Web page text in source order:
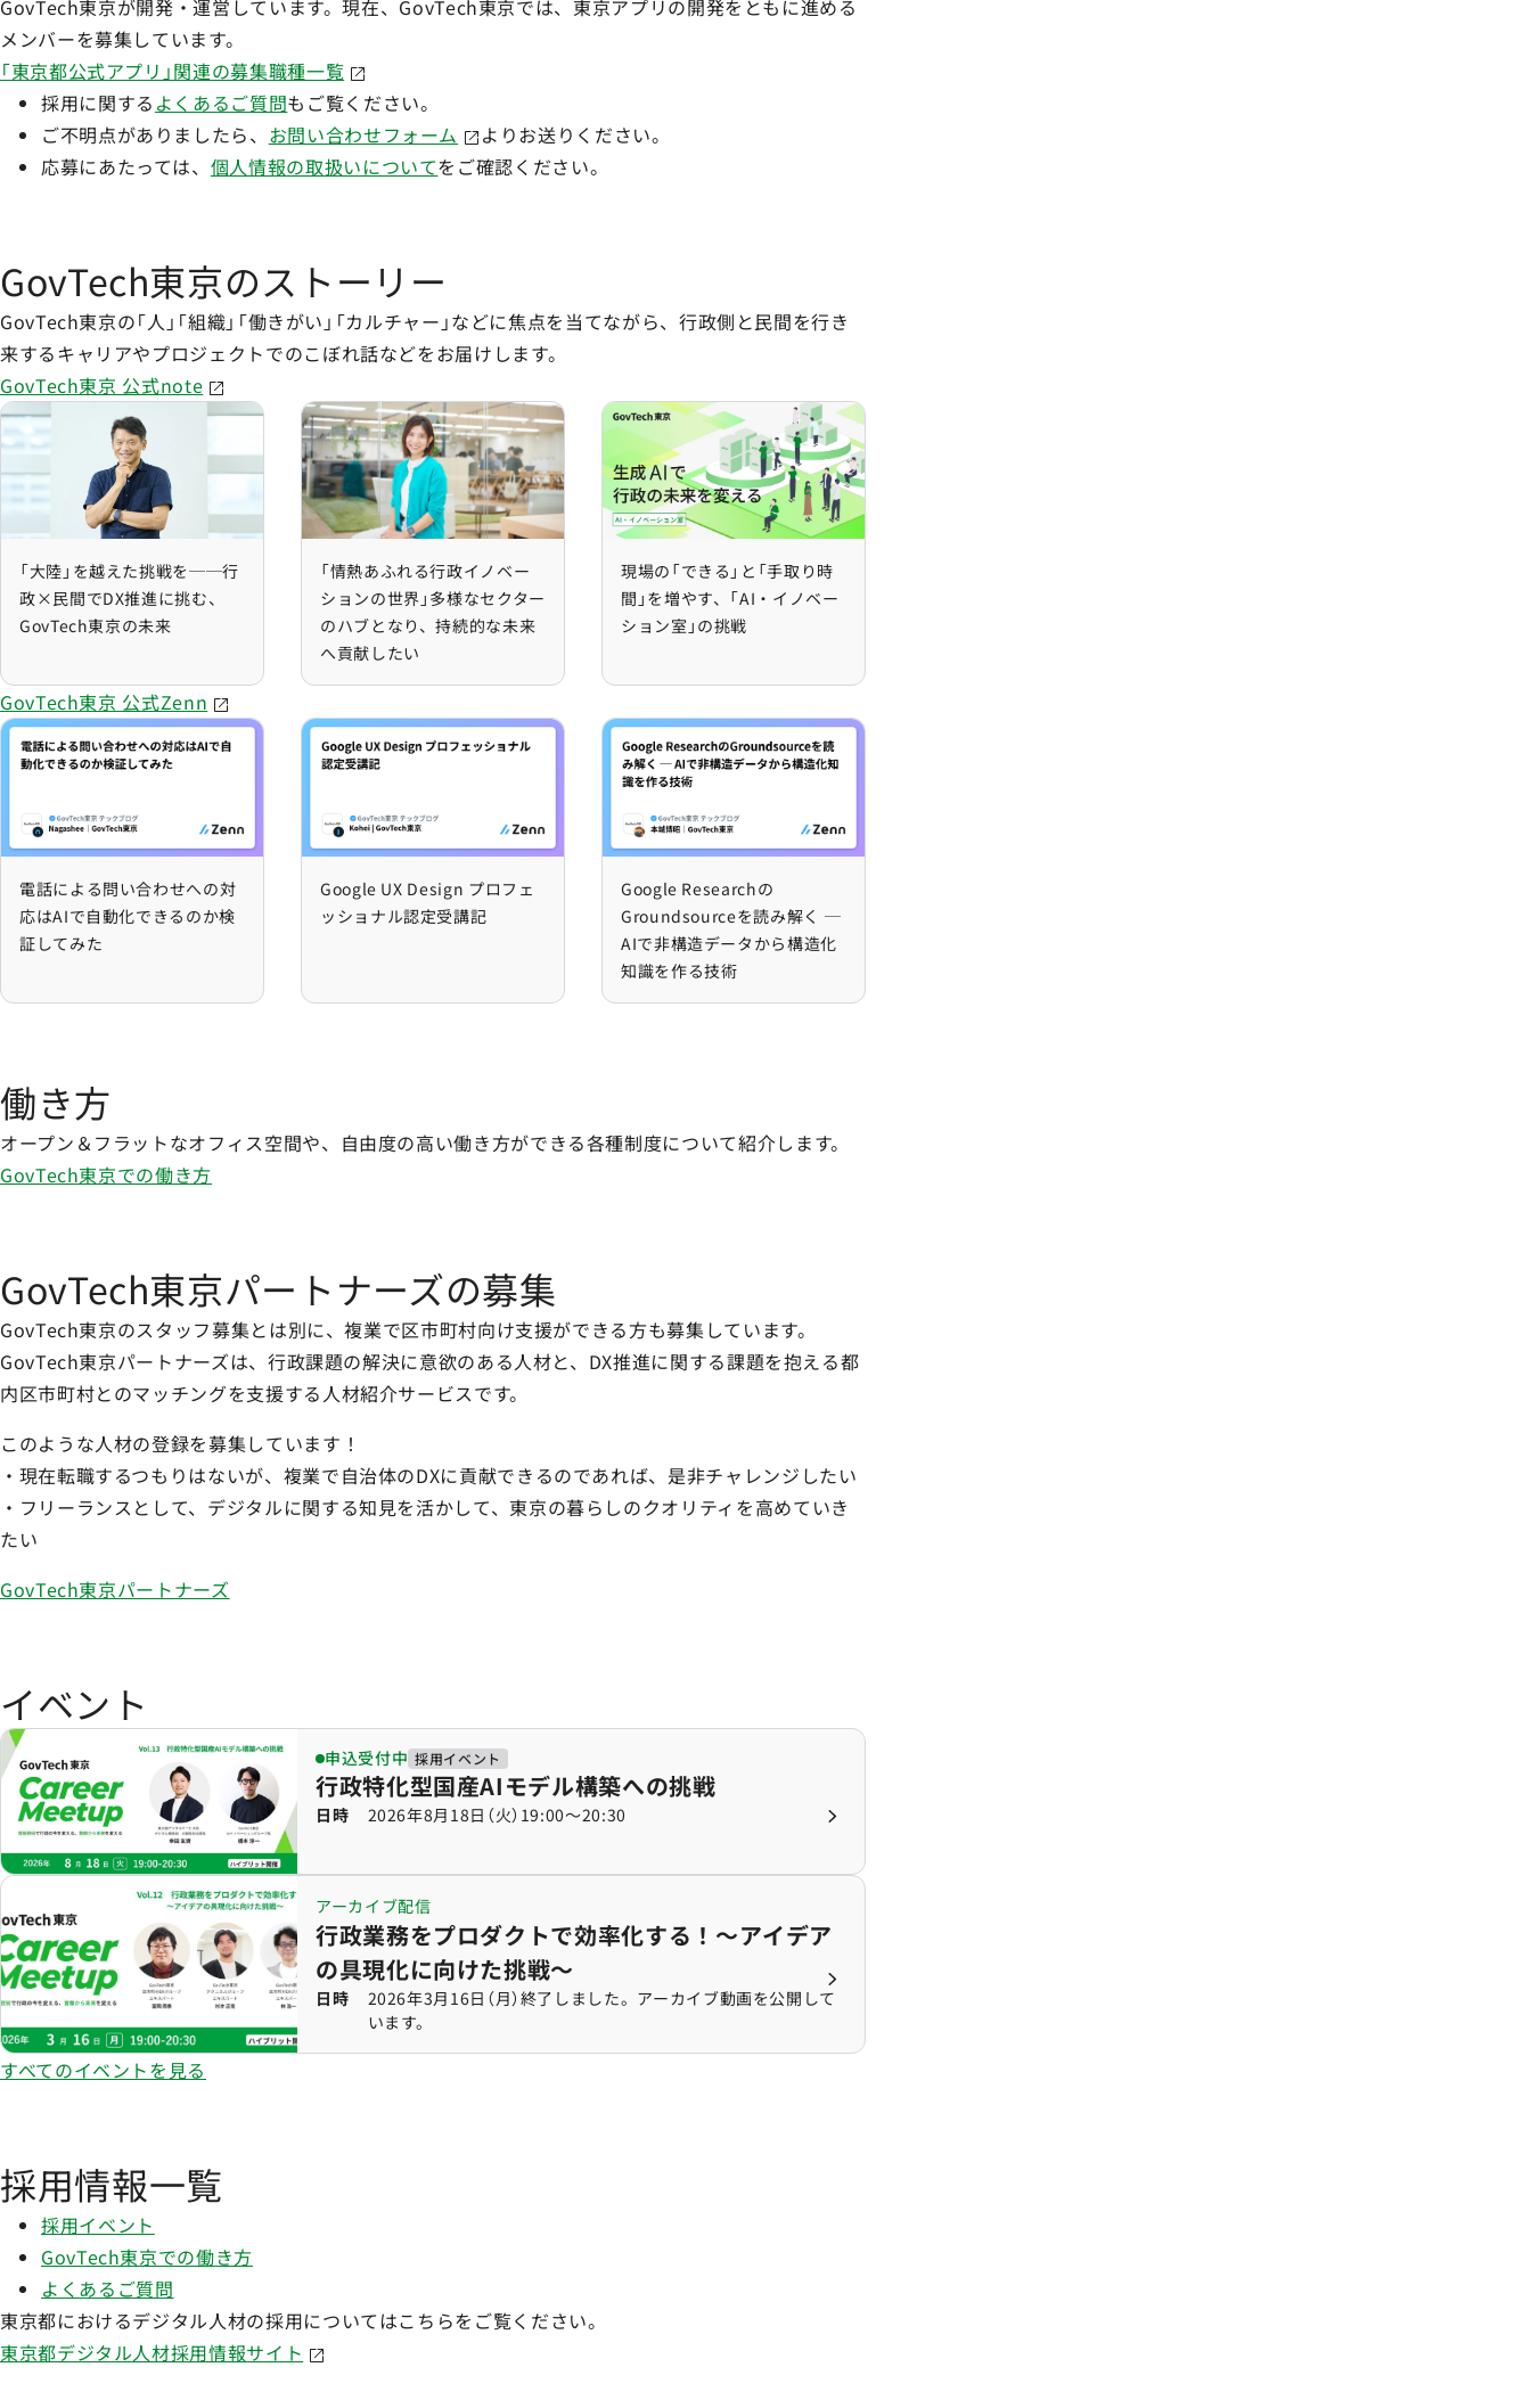
GovTech東京が開発・運営しています。現在、GovTech東京では、東京アプリの開発をともに進める
メンバーを募集しています。
「東京都公式アプリ」関連の募集職種一覧
採用に関する よくあるご質問もご覧ください。
ご不明点がありましたら、 お問い合わせフォーム
よりお送りください。
応募にあたっては、 個人情報の取扱いについてをご確認ください。
GovTech東京のストーリー
GovTech東京の「人」「組織」「働きがい」「カルチャー」などに焦点を当てながら、行政側と民間を行き
来するキャリアやプロジェクトでのこぼれ話などをお届けします。
GovTech東京 公式note
「大陸」を越えた挑戦を──行
政×民間でDX推進に挑む、
GovTech東京の未来
「大陸」を越えた挑戦を──行政×民間でDX推進に挑む、GovTech東京の未来を詳しく見る
「情熱あふれる行政イノベー
ションの世界」多様なセクター
のハブとなり、持続的な未来
へ貢献したい
「情熱あふれる行政イノベーションの世界」多様なセクターのハブとなり、持続的な未来へ貢献したいを詳しく見る
現場の「できる」と「手取り時
間」を増やす、「AI・イノベー
ション室」の挑戦
現場の「できる」と「手取り時間」を増やす、「AI・イノベーション室」の挑戦を詳しく見る
GovTech東京 公式Zenn
電話による問い合わせへの対
応はAIで自動化できるのか検
証してみた
電話による問い合わせへの対応はAIで自動化できるのか検証してみたを詳しく見る
Google UX Design プロフェ
ッショナル認定受講記
Google UX Design プロフェッショナル認定受講記を詳しく見る
Google Researchの
Groundsourceを読み解く ─
AIで非構造データから構造化
知識を作る技術
Google ResearchのGroundsourceを読み解く ─ AIで非構造データから構造化知識を作る技術を詳しく見
働き方
オープン＆フラットなオフィス空間や、自由度の高い働き方ができる各種制度について紹介します。
GovTech東京での働き方
GovTech東京パートナーズの募集
GovTech東京のスタッフ募集とは別に、複業で区市町村向け支援ができる方も募集しています。
GovTech東京パートナーズは、行政課題の解決に意欲のある人材と、DX推進に関する課題を抱える都
内区市町村とのマッチングを支援する人材紹介サービスです。
このような人材の登録を募集しています！
・現在転職するつもりはないが、複業で自治体のDXに貢献できるのであれば、是非チャレンジしたい
・フリーランスとして、デジタルに関する知見を活かして、東京の暮らしのクオリティを高めていき
たい
GovTech東京パートナーズ
イベント
申込受付中 採用イベント
行政特化型国産AIモデル構築への挑戦
日時 2026年8月18日（火）19:00〜20:30
行政特化型国産AIモデル構築への挑戦の記事を詳しく見る
アーカイブ配信
行政業務をプロダクトで効率化する！～アイデア
の具現化に向けた挑戦～
日時
2026年3月16日（月）終了しました。アーカイブ動画を公開して
います。
行政業務をプロダクトで効率化する！～アイデアの具現化に向けた挑戦～の記事を詳しく見る
すべてのイベントを見る
採用情報一覧
採用イベント
GovTech東京での働き方
よくあるご質問
東京都におけるデジタル人材の採用についてはこちらをご覧ください。
東京都デジタル人材採用情報サイト